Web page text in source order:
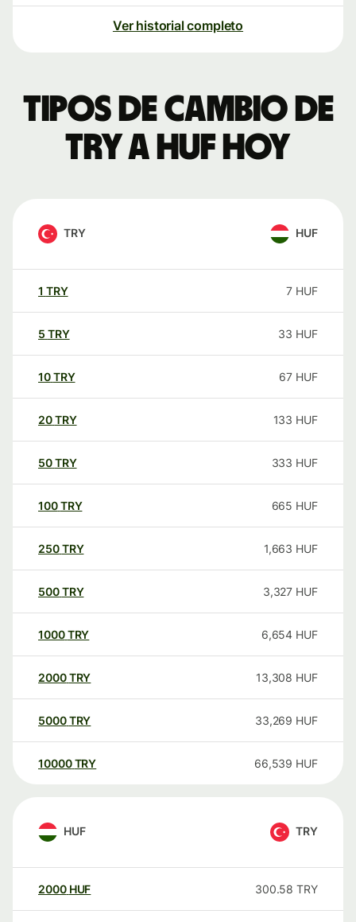
Ver historial completo
Tipos de cambio de
TRY a HUF hoy
TRY HUF
1 TRY 7 HUF
5 TRY 33 HUF
10TRY 67 HUF
20TRY 133 HUF
50TRY 333 HUF
100TRY 665 HUF
250TRY 1,663 HUF
500TRY 3,327 HUF
1000TRY 6,654 HUF
2000TRY 13,308 HUF
5000TRY 33,269 HUF
10000 TRY 66,539 HUF
HUF TRY
2000 HUF 300.58 TRY